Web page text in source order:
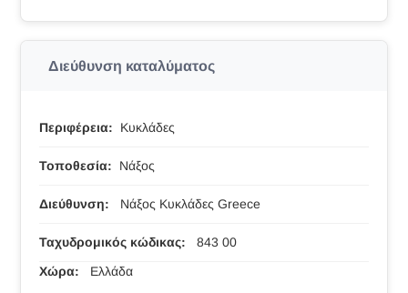
Διεύθυνση καταλύματος
Περιφέρεια: Κυκλάδες
Τοποθεσία: Νάξος
Διεύθυνση: Νάξος Κυκλάδες Greece
Ταχυδρομικός κώδικας:
843 00
Χώρα:
Ελλάδα